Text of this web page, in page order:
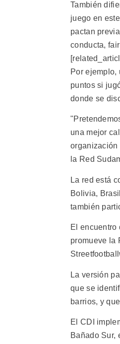
También
juego en
pactan
conducta,
Por ejemplo,
puntos si
donde se
una mejor
organización
la Red
La red está
Bolivia,
también
El encuentro
promueve la
La versión
que se
barrios, y
El CDI
Bañado Sur,